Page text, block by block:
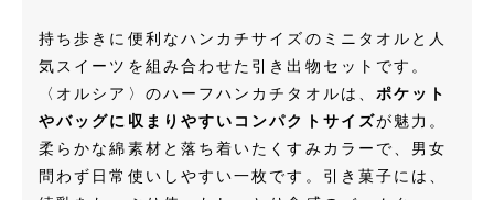
持ち歩きに便利なハンカチサイズのミニタオルと人
気スイーツを組み合わせた引き出物セットです。
〈オルシア〉のハーフハンカチタオルは、 ポケット
やバッグに収まりやすいコンパクトサイズが魅力。
柔らかな綿素材と落ち着いたくすみカラーで、男女
問わず日常使いしやすい一枚です。引き菓子には、